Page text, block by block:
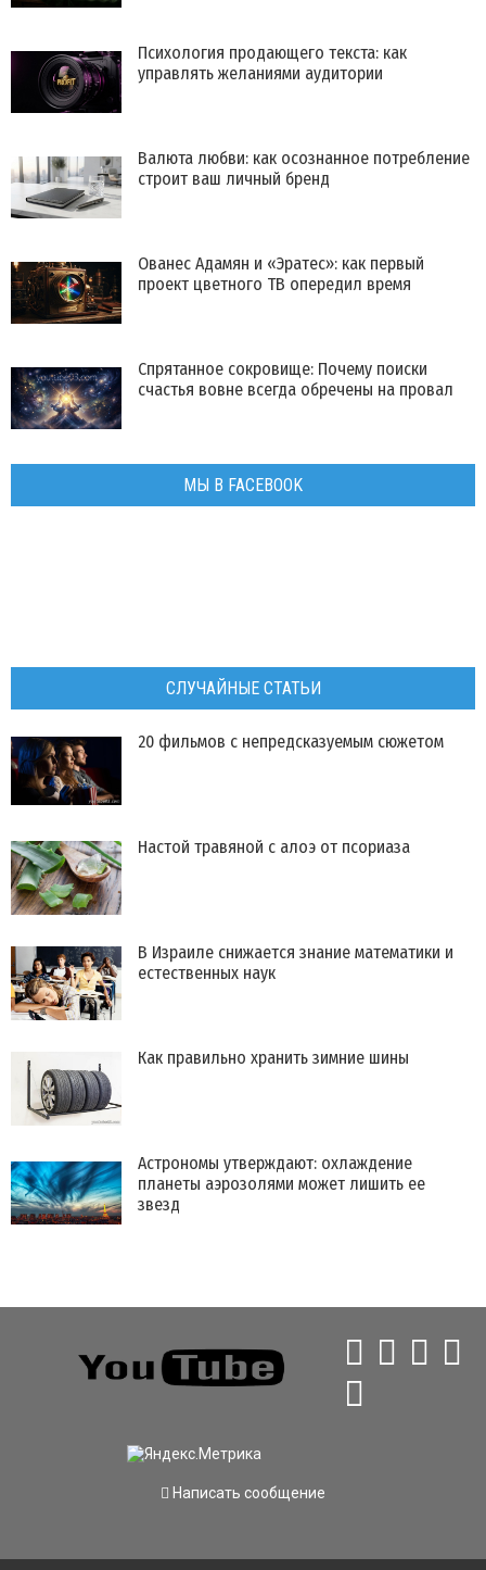
Психология продающего текста: как
управлять желаниями аудитории
Валюта любви: как осознанное потребление
строит ваш личный бренд
Ованес Адамян и «Эратес»: как первый
проект цветного ТВ опередил время
Спрятанное сокровище: Почему поиски
счастья вовне всегда обречены на провал
МЫ В FACEBOOK
СЛУЧАЙНЫЕ СТАТЬИ
20 фильмов с непредсказуемым сюжетом
Настой травяной с алоэ от псориаза
В Израиле снижается знание математики и
естественных наук
​Как правильно хранить зимние шины
Астрономы утверждают: охлаждение
планеты аэрозолями может лишить ее
звезд
Написать сообщение